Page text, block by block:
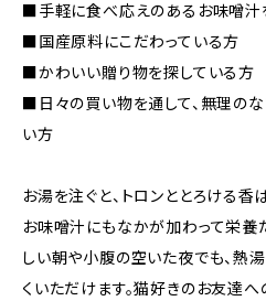
■手軽に食べ応えのあるお味噌汁
■国産原料にこだわっている方
■かわいい贈り物を探している方
■日々の買い物を通して、無理の
い方
お湯を注ぐと、トロンととろける
お味噌汁にもなかが加わって栄養
しい朝や小腹の空いた夜でも、熱
くいただけます。猫好きのお友達